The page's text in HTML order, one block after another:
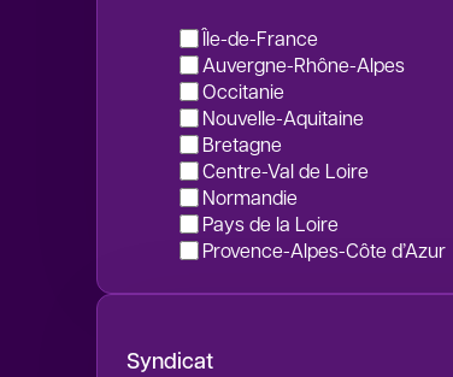
Île-de-France
Auvergne-Rhône-Alpes
Occitanie
Nouvelle-Aquitaine
Bretagne
Centre-Val de Loire
Normandie
Pays de la Loire
Provence-Alpes-Côte d’Azur
Syndicat